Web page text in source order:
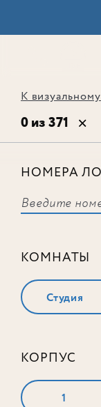
К
0 из 371
НОМЕРА
КОМНАТЫ
Студия
КОРПУС
1